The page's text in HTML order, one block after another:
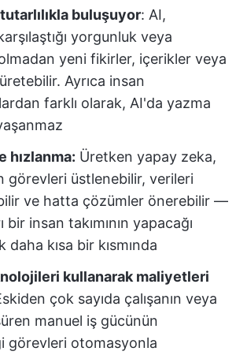
tutarlılıkla buluşuyor: AI,
yorgunluk veya
yeni fikirler, içerikler veya
Ayrıca insan
farklı olarak, AI'da yazma
hızlanma: Üretken yapay zeka,
görevleri üstlenebilir, verileri
ve hatta çözümler önerebilir —
bir insan takımının yapacağı
daha kısa bir kısmında
kullanarak maliyetleri
çok sayıda çalışanın veya
manuel iş gücünün
görevleri otomasyonla